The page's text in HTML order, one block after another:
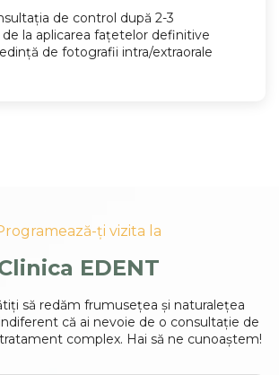
de control după 2-3
la aplicarea fațetelor definitive
de fotografii intra/extraorale
ți vizita la
EDENT
să redăm frumusețea și naturalețea
că ai nevoie de o consultație de
complex. Hai să ne cunoaștem!